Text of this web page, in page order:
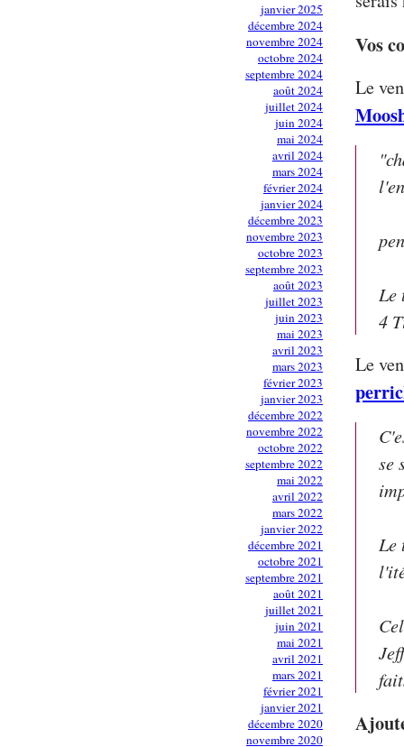
janvier 2025
décembre 2024
novembre 2024
octobre 2024
septembre 2024
août 2024
juillet 2024
juin 2024
mai 2024
avril 2024
mars 2024
février 2024
janvier 2024
décembre 2023
novembre 2023
octobre 2023
septembre 2023
août 2023
juillet 2023
juin 2023
mai 2023
avril 2023
mars 2023
février 2023
janvier 2023
décembre 2022
novembre 2022
octobre 2022
septembre 2022
mai 2022
avril 2022
mars 2022
janvier 2022
décembre 2021
octobre 2021
septembre 2021
août 2021
juillet 2021
juin 2021
mai 2021
avril 2021
mars 2021
février 2021
janvier 2021
décembre 2020
novembre 2020
Vos
Le
Le
4
Le
se
Le